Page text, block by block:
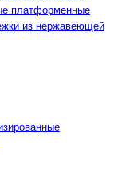
платформенные
из нержавеющей